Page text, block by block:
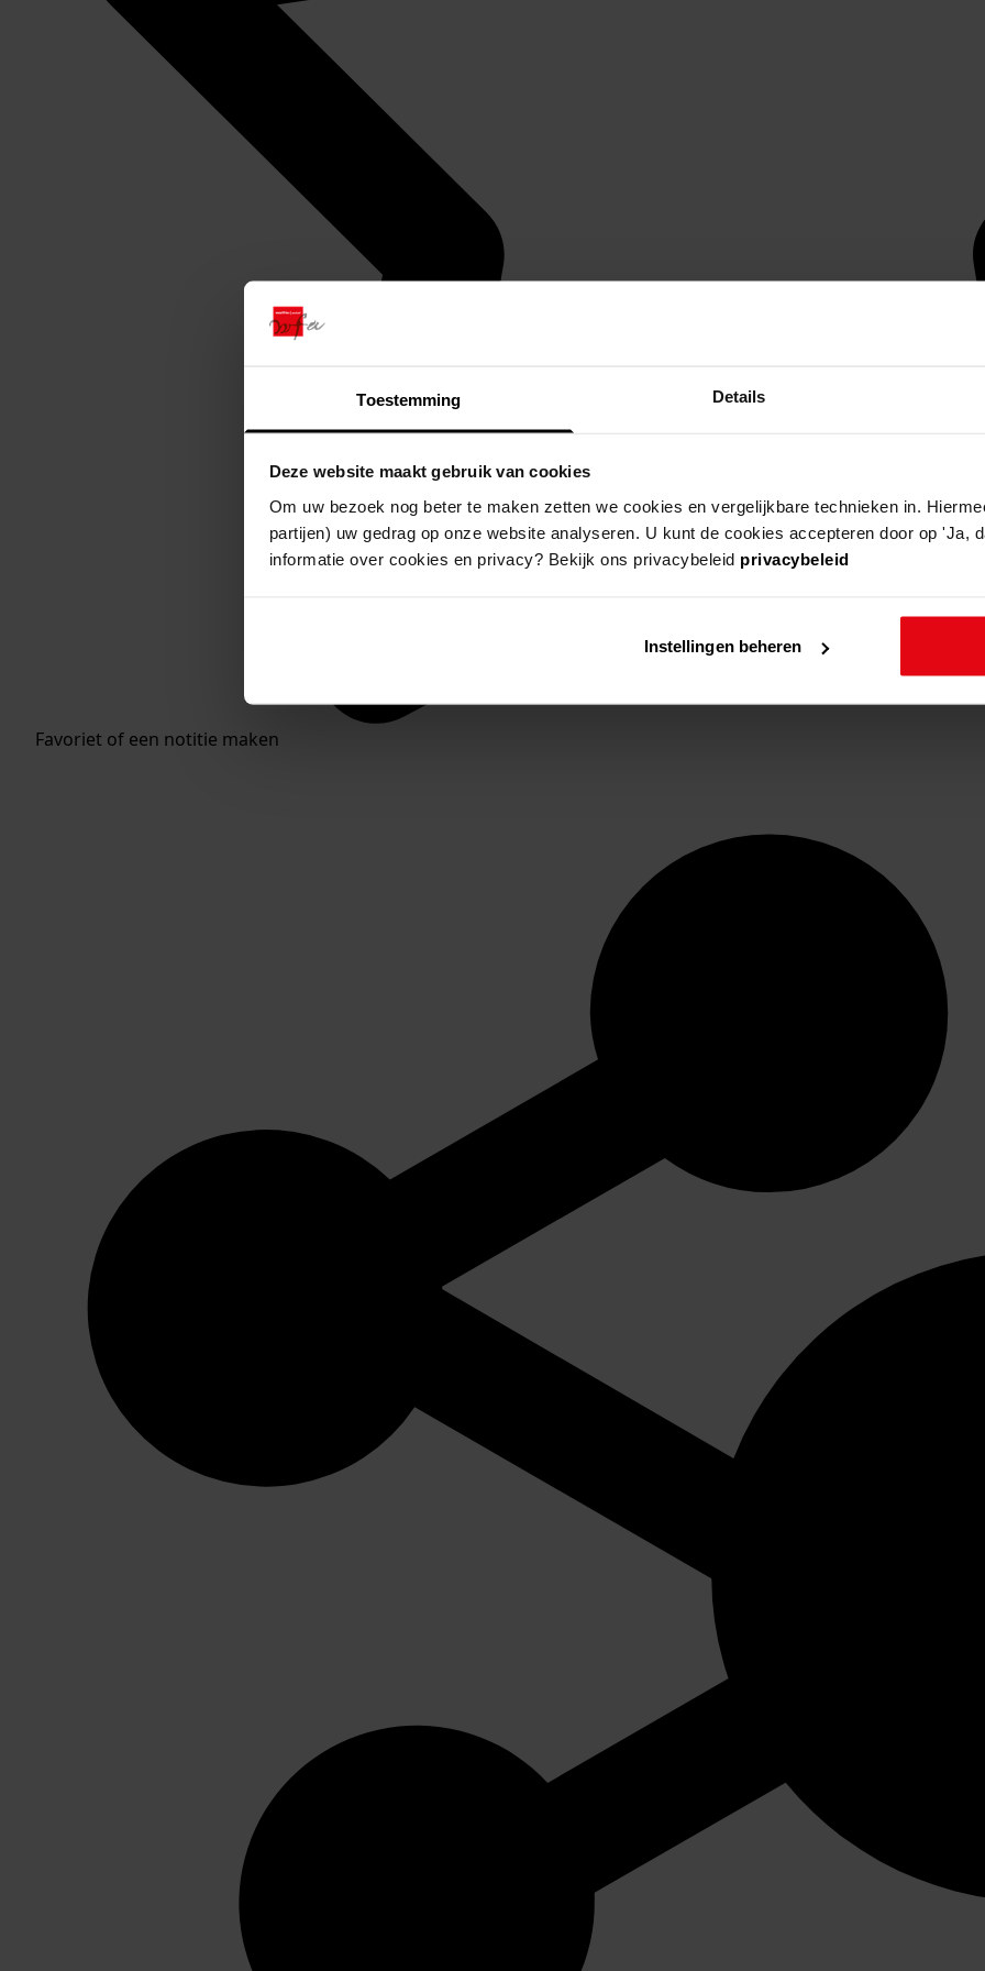
Toestemming Details
Deze website maakt gebruik van cookies
Om uw bezoek nog beter te maken zetten we cookies en vergelijkbare technieken in.
partijen) uw gedrag op onze website analyseren. U kunt de cookies accepteren door op 'Ja,
informatie over cookies en privacy? Bekijk ons privacybeleid privacybeleid
Instellingen beheren
Favoriet of een notitie maken